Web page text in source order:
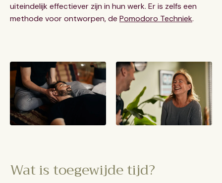
uiteindelijk effectiever zijn in hun werk. Er is zelfs een
methode voor ontworpen, de Pomodoro Techniek.
Wat is toegewijde tijd?